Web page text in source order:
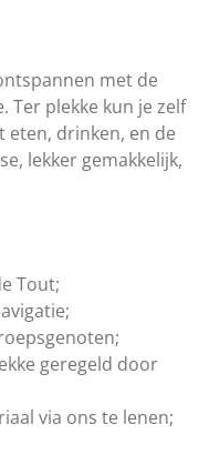
met de
Ter plekke kun je zelf
eten, drinken, en de
lekker gemakkelijk,
Tout;
geregeld door
via ons te lenen;